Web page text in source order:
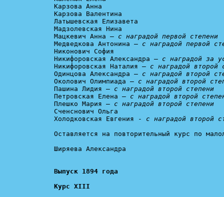
Карзова Анна
Карзова Валентина
Латышевская Елизавета
Мадзолевская Нина
Мацкевич Анна – с наградой первой степени
Медведкова Антонина – с наградой первой
Никонович София
Никифоровская Александра – с наградой за
Никифоровская Наталия – с наградой второй
Одинцова Александра – с наградой второй
Околович Олимпиада – с наградой второй
Пашина Лидия – с наградой второй степени
Петровская Елена – с наградой второй
Плешко Мария – с наградой второй степени
Сченснович Ольга
Холодковская Евгения - с наградой второй
Оставляется на повторительный курс по
Ширяева Александра
Курс XIII